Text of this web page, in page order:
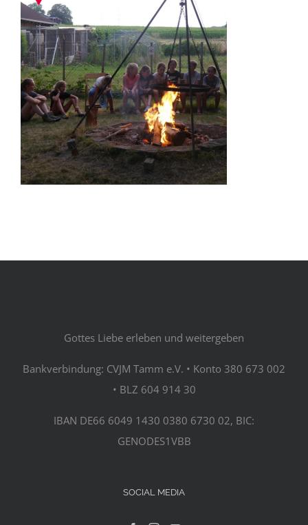
Gottes Liebe erleben und weitergeben
Bankverbindung: CVJM Tamm e.V. • Konto 380 673 002
• BLZ 604 914 30
IBAN DE66 6049 1430 0380 6730 02, BIC:
GENODES1VBB
SOCIAL MEDIA